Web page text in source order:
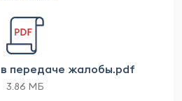
передаче жалобы.pdf
3.86 МБ